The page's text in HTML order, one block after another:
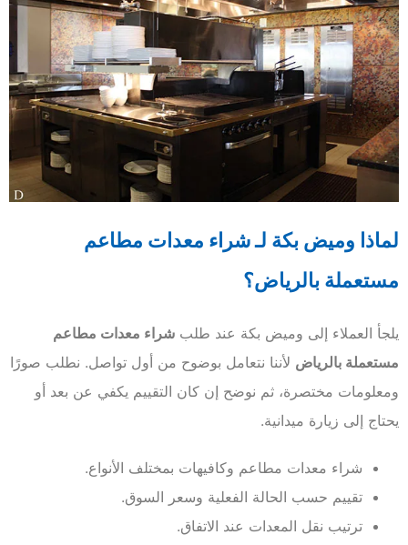
لماذا وميض بكة لـ شراء معدات مطاعم
مستعملة بالرياض؟
يلجأ العملاء إلى وميض بكة عند طلب شراء معدات مطاعم
مستعملة بالرياض لأننا نتعامل بوضوح من أول تواصل. نطلب صورًا
ومعلومات مختصرة، ثم نوضح إن كان التقييم يكفي عن بعد أو
يحتاج إلى زيارة ميدانية.
شراء معدات مطاعم وكافيهات بمختلف الأنواع.
تقييم حسب الحالة الفعلية وسعر السوق.
ترتيب نقل المعدات عند الاتفاق.